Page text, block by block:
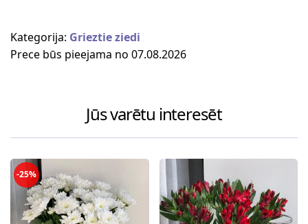
Kategorija: Grieztie ziedi
Prece būs pieejama no 07.08.2026
Jūs varētu interesēt
-25%